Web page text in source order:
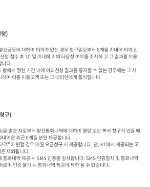
)
금등에 대하여 이의가 있는 경우 청구일로부터 6개월 이내에 이의 신
청 접수 후 10 일 이내에 이의 타당성 여부를 조사하 고 그 결과를 이용
니다.
에서 정한 기간 내에 이의신청 결과를 통지할 수 없는 경우에는 그 사
여 이를 이용고객 또는 그 대리인에게 통지합니다.
구)
받은 자로부터 발신통화내역에 대하여 열람 또는 복사 청구가 있을 때
역은 최근 6개월 분만 제공합니다.
”이 원할 경우 매월 요금청구 시 제공합니다. 단, KT에서 제공되는 국
제외됩니다.
화내역 제공 시 SMS 인증을 실시합니다. SMS 인증절차 및 통화내역
르며 인증 불가 시 통화내역 제공이 제한 될 수 있습니다.